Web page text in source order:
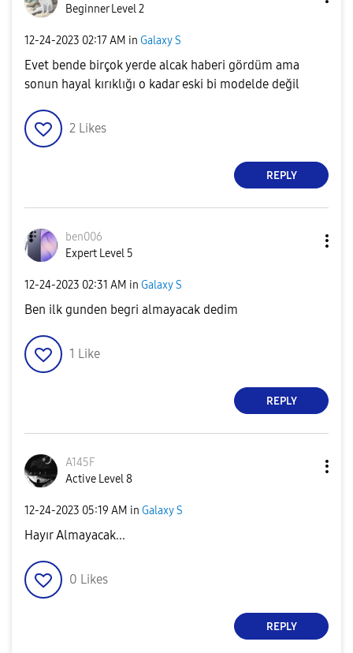
Beginner Level 2
‎12-24-2023 02:17 AM in Galaxy S
Evet bende birçok yerde alcak haberi gördüm ama
sonun hayal kırıklığı o kadar eski bi modelde değil
2 Likes
REPLY
ben006
Expert Level 5
‎12-24-2023 02:31 AM in Galaxy S
Ben ilk gunden begri almayacak dedim
1 Like
REPLY
A145F
Active Level 8
‎12-24-2023 05:19 AM in Galaxy S
Hayır Almayacak...
0 Likes
REPLY